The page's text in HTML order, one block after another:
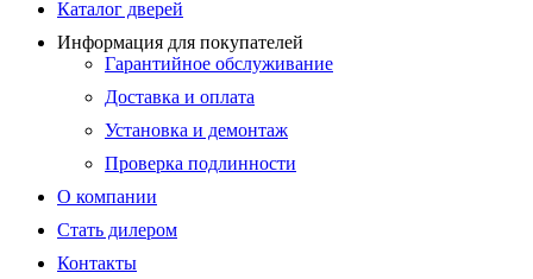
Каталог дверей
Информация для покупателей
Гарантийное обслуживание
Доставка и оплата
Установка и демонтаж
Проверка подлинности
О компании
Стать дилером
Контакты